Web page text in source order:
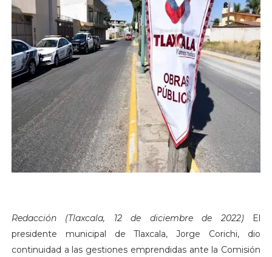
Redacción (Tlaxcala, 12 de diciembre de 2022)
El
presidente municipal de Tlaxcala, Jorge Corichi, dio
continuidad a las gestiones emprendidas ante la Comisión